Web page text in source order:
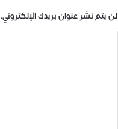
14 ديسمبر، 2018
في "مقالات"
لن يتم نشر عنوان بريدك الإلكتروني.